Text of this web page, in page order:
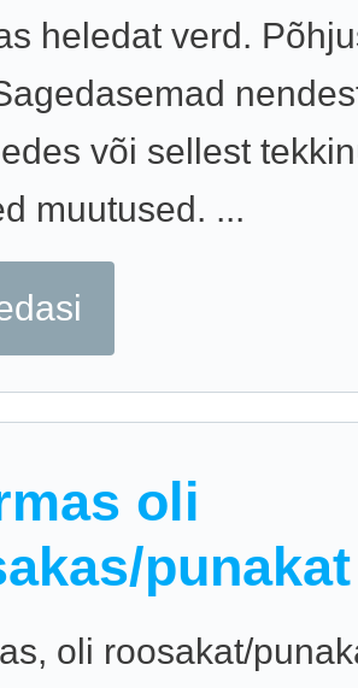
heledat verd.
või sellest
muutused. ...
oli
oli roosakat/